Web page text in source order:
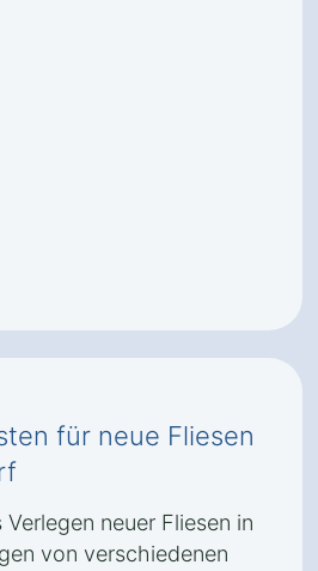
für neue Fliesen
neuer Fliesen in
von verschiedenen